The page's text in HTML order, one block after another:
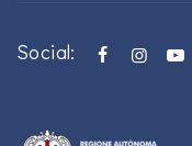
Social: